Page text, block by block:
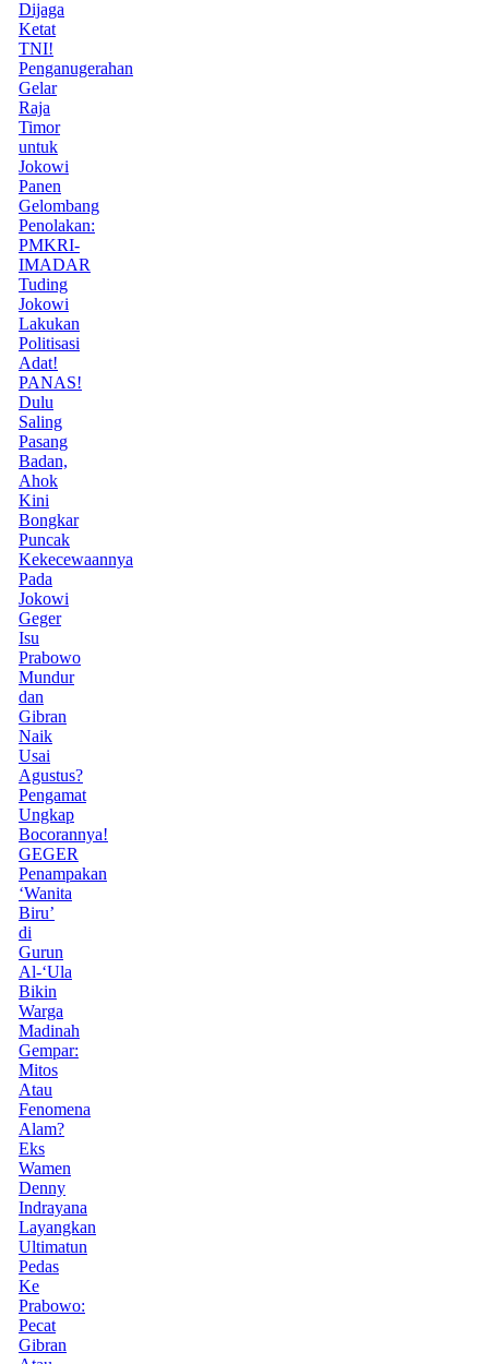
Dijaga
Ketat
TNI!
Penganugerahan
Gelar
Raja
Timor
untuk
Jokowi
Panen
Gelombang
Penolakan:
PMKRI-
IMADAR
Tuding
Jokowi
Lakukan
Politisasi
Adat!
PANAS!
Dulu
Saling
Pasang
Badan,
Ahok
Kini
Bongkar
Puncak
Kekecewaannya
Pada
Jokowi
Geger
Isu
Prabowo
Mundur
dan
Gibran
Naik
Usai
Agustus?
Pengamat
Ungkap
Bocorannya!
GEGER
Penampakan
‘Wanita
Biru’
di
Gurun
Al-‘Ula
Bikin
Warga
Madinah
Gempar:
Mitos
Atau
Fenomena
Alam?
Eks
Wamen
Denny
Indrayana
Layangkan
Ultimatun
Pedas
Ke
Prabowo:
Pecat
Gibran